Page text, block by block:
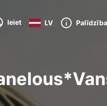
Ieiet LV Palīdzība